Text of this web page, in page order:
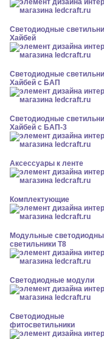
Светодиодные
Хайбей
Светодиодные
Хайбей с БАП
Светодиодные
Хайбей с БАП-3
Аксессуары к ленте
Комплектующие
Модульные
светильники Т8
Светодиодные модули
Светодиодные
фитосветильники